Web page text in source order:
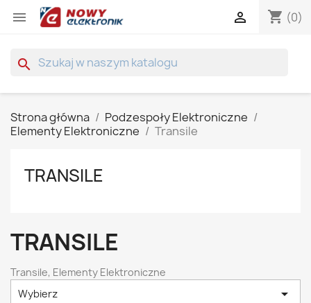
 shopping_cart (0)

search
Strona główna
Podzespoły Elektroniczne
Elementy Elektroniczne
Transile
TRANSILE
TRANSILE
Transile, Elementy Elektroniczne
Wybierz
